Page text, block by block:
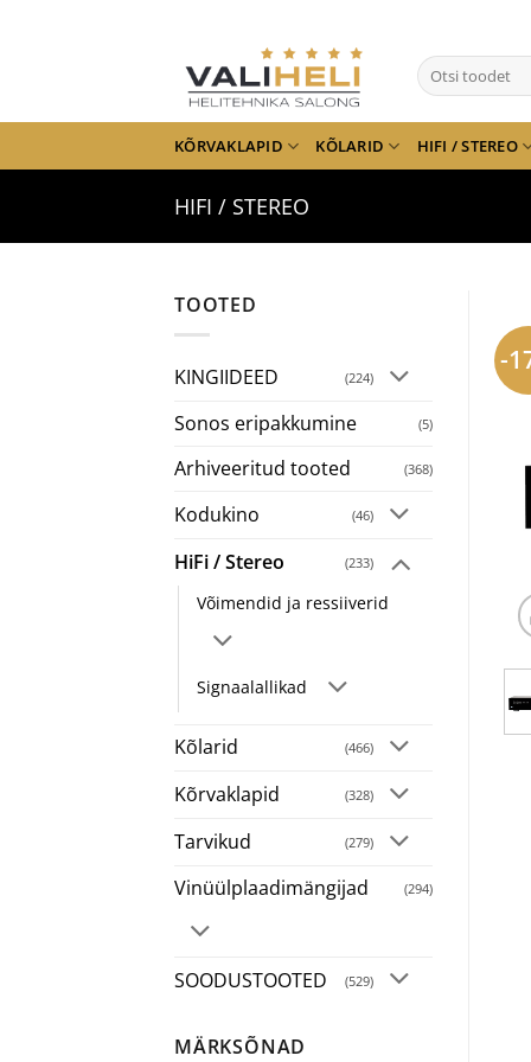
Otsi:
KÕRVAKLAPID KÕLARID HIFI / STEREO
HIFI / STEREO
TOOTED
KINGIIDEED (224)
Sonos eripakkumine (5)
Arhiveeritud tooted (368)
Kodukino (46)
HiFi / Stereo (233)
Võimendid ja ressiiverid
Signaalallikad
Kõlarid (466)
Kõrvaklapid (328)
Tarvikud (279)
Vinüülplaadimängijad (294)
SOODUSTOOTED (529)
MÄRKSÕNAD
-